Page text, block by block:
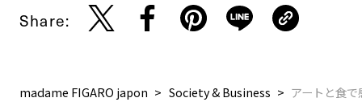
Share:
madame FIGARO japon Society & Business アートと食